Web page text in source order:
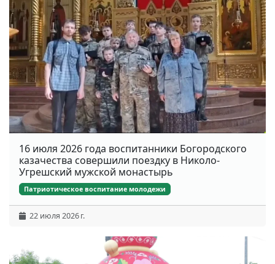
16 июля 2026 года воспитанники Богородского
казачества совершили поездку в Николо-
Угрешский мужской монастырь
Патриотическое воспитание молодежи
22 июля 2026 г.